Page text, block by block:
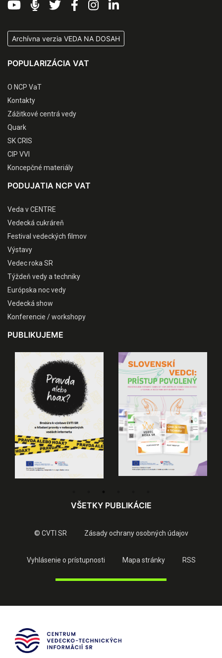
Archívna verzia VEDA NA DOSAH
POPULARIZÁCIA VAT
O NCP VaT
Kontakty
Zážitkové centrá vedy
Quark
SK CRIS
CIP VVI
Koncepčné materiály
PODUJATIA NCP VAT
Veda v CENTRE
Vedecká cukráreň
Festival vedeckých filmov
Výstavy
Vedec roka SR
Týždeň vedy a techniky
Európska noc vedy
Vedecká show
Konferencie / workshopy
PUBLIKUJEME
VŠETKY PUBLIKÁCIE
© CVTI SR Zásady ochrany osobných údajov
Vyhlásenie o prístupnosti Mapa stránky RSS